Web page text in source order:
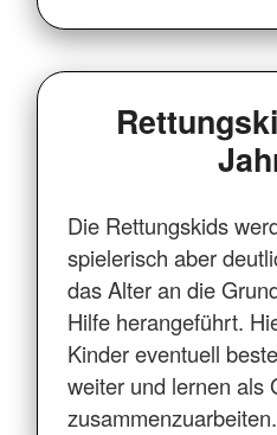
Die Rettungskids
spielerisch aber
das Alter an die
Hilfe herangeführt.
Kinder eventuell
weiter und lernen als
zusammenzuarbeiten.